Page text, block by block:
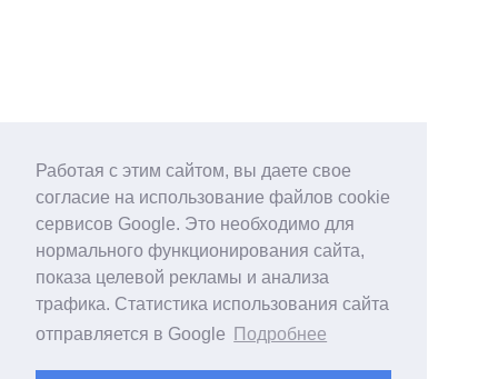
Работая с этим сайтом, вы даете свое
согласие на использование файлов cookie
сервисов Google. Это необходимо для
нормального функционирования сайта,
показа целевой рекламы и анализа
трафика. Статистика использования сайта
отправляется в Google
Подробнее